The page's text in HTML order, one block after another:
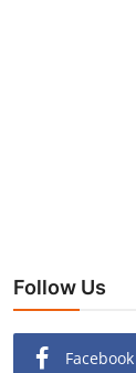
Follow Us
Facebook